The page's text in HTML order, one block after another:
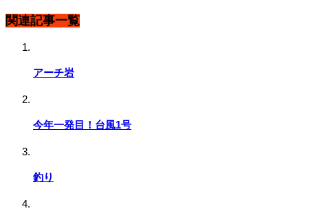
関連記事一覧
アーチ岩
今年一発目！台風1号
釣り